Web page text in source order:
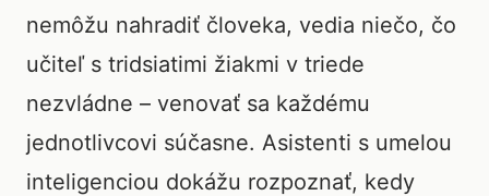
nemôžu nahradiť človeka, vedia niečo, čo
učiteľ s tridsiatimi žiakmi v triede
nezvládne – venovať sa každému
jednotlivcovi súčasne. Asistenti s umelou
inteligenciou dokážu rozpoznať, kedy